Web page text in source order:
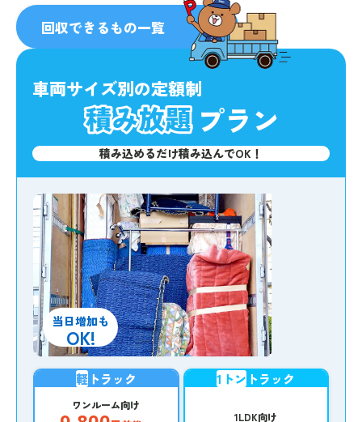
回収できるもの一覧
人気
No.1
車両サイズ別の定額制
プラン
積み込めるだけ積み込んでOK！
当日増加も
OK!
軽トラック
ワンルーム向け
1トン トラック
1LDK向け